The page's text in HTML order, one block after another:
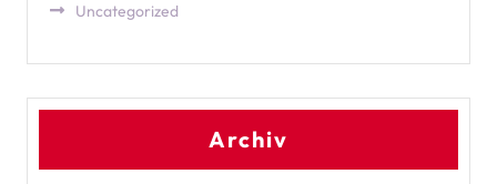
Uncategorized
Archiv